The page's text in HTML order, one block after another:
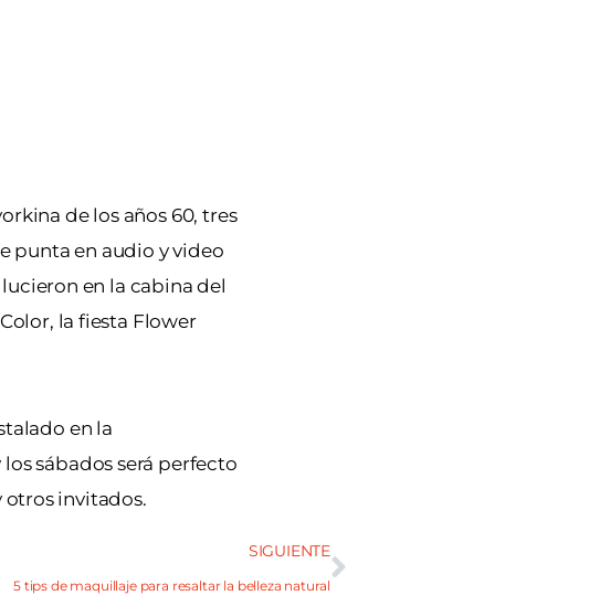
de los años 60, tres
punta en audio y video
en la cabina del
la fiesta Flower
en la
sábados será perfecto
otros invitados.
SIGUIENTE
5 tips de maquillaje para resaltar la belleza natural